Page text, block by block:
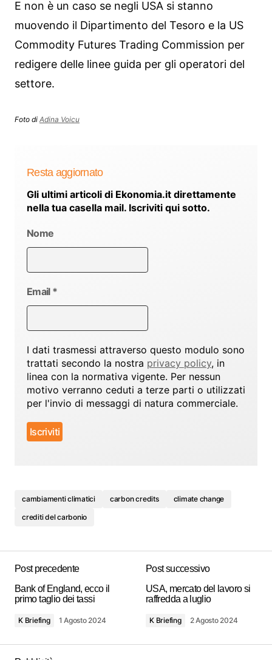
E non è un caso se negli USA si stanno
muovendo il Dipartimento del Tesoro e la US
Commodity Futures Trading Commission per
redigere delle linee guida per gli operatori del
settore.
Foto di Adina Voicu
Resta aggiornato
Gli ultimi articoli di Ekonomia.it direttamente
nella tua casella mail. Iscriviti qui sotto.
Nome
Email *
I dati trasmessi attraverso questo modulo sono
trattati secondo la nostra privacy policy, in
linea con la normativa vigente. Per nessun
motivo verranno ceduti a terze parti o utilizzati
per l'invio di messaggi di natura commerciale.
cambiamenti climatici carbon credits
climate change
crediti del carbonio
Post precedente
Bank of England, ecco il
primo taglio dei tassi
K Briefing 1 Agosto 2024
Post successivo
USA, mercato del lavoro si
raffredda a luglio
K Briefing 2 Agosto 2024